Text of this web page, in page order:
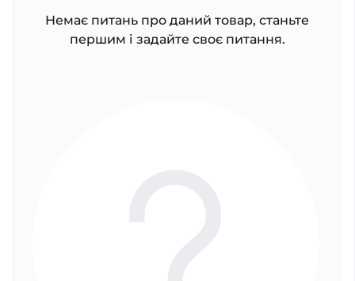
Немає питань про даний товар, станьте
першим і задайте своє питання.